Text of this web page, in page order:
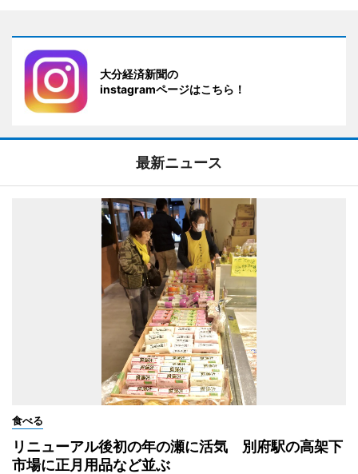
大分経済新聞の
instagramページはこちら！
最新ニュース
食べる
リニューアル後初の年の瀬に活気 別府駅の高架下
市場に正月用品など並ぶ